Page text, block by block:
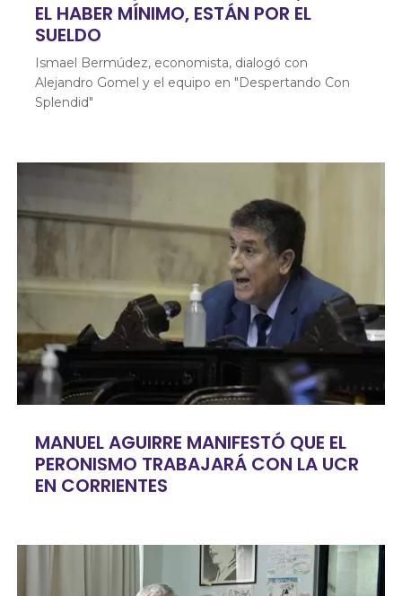
EL HABER MÍNIMO, ESTÁN POR EL
SUELDO
Ismael Bermúdez, economista, dialogó con
Alejandro Gomel y el equipo en "Despertando Con
Splendid"
MANUEL AGUIRRE MANIFESTÓ QUE EL
PERONISMO TRABAJARÁ CON LA UCR
EN CORRIENTES